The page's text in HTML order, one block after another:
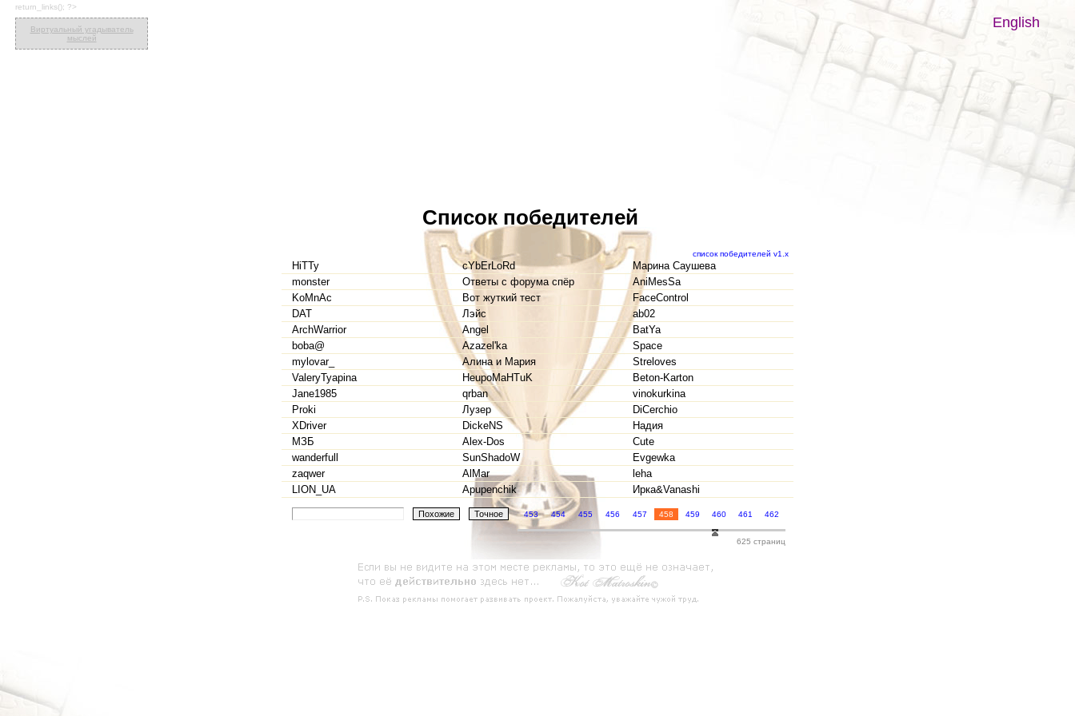
return_links(); ?>
Виртуальный угадыватель
мыслей
Список победителей
список победителей v1.x
HiTTy cYbErLoRd
Марина Саушева
monster
Ответы с форума спёр
AniMesSa
KoMnAc
Вот жуткий тест
FaceControl
DAT
Лэйс
ab02
ArchWarrior
Angel
BatYa
boba@
Azazel'ka
Space
mylovar_
Алина и Мария
Streloves
ValeryTyapina
HeupoMaHTuK
Beton-Karton
Jane1985
qrban
vinokurkina
Proki
Лузер
DiCerchio
XDriver
DickeNS
Надия
МЗБ
Alex-Dos
Cute
wanderfull
SunShadoW
Evgewka
zaqwer
AlMar
leha
LION_UA
Apupenchik Ирка&Vanashi
453 454 455 456 457 458 459 460 461 462
625 страниц
English